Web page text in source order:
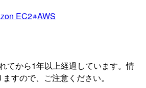
EC2 AWS
てから1年以上経過しています。情
すので、ご注意ください。